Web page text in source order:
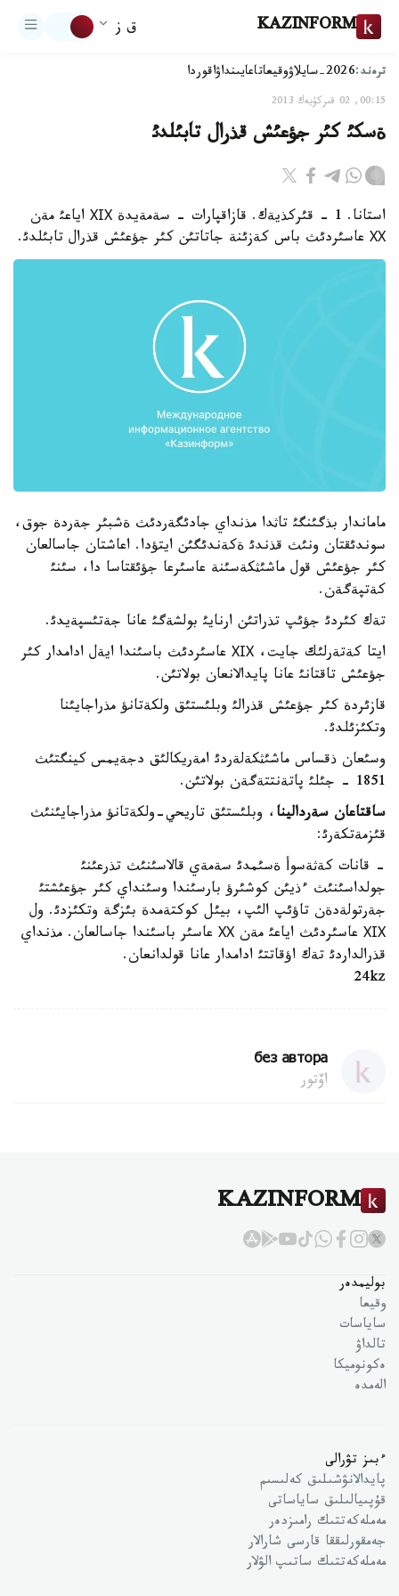
KAZINFORM ق ز
ترەند:2026-سايلاۋ وقيعاتاعايىنداۋاقوردا
00:15, 02 قىركۇيەك 2013
ةسكئ كئر جؤعئش قذرال تابئلدئ
استانا. 1 - قئركذيةك. قازاقپارات - سةمةيدة ХІХ اياعئ مةن
ХХ عاسئردئث باس كةزئنة جاتاتئن كئر جؤعئش قذرال تابئلدئ.
ماماندار بذگئنگئ تاثدا مذنداي جادئگةردئث ةشبئر جةردة جوق،
سوندئقتان ونئث قذندئ ةكةندئگئن ايتؤدا. اعاشتان جاسالعان
كئر جؤعئش قول ماشئثكةسئنة عاسئرعا جؤئقتاسا دا، سئنئ
كةتپةگةن.
تةك كئردئ جؤئپ تذراتئن ارنايئ بولشةگئ عانا جةتئسپةيدئ.
ايتا كةتةرلئك جايت، ХІХ عاسئردئث باسئندا ايةل ادامدار كئر
جؤعئش تاقتانئ عانا پايدالانعان بولاتئن.
قازئردة كئر جؤعئش قذرالئ وبلئستئق ولكةتانؤ مذراجايئنا
وتكئزئلدئ.
وسئعان ذقساس ماشئثكةلةردئ امةريكالئق دجةيمس كينگتئث
1851 - جئلئ پاتةنتتةگةن بولاتئن.
ساقتاعان سةردالينا ، وبلئستئق تاريحي-ولكةتانؤ مذراجايئنئث
قئزمةتكةرئ:
- قانات كةثةسوأ ةسئمدئ سةمةي قالاسئنئث تذرعئنئ
جولداسئنئث ءذيئن كوشئرؤ بارسئندا وسئنداي كئر جؤعئشتئ
جةرتولةدةن تاؤئپ الئپ، بيئل كوكتةمدة بئزگة وتكئزدئ. ول
ХІХ عاسئردئث اياعئ مةن ХХ عاسئر باسئندا جاسالعان. مذنداي
قذرالداردئ تةك اؤقاتتئ ادامدار عانا قولدانعان.
24kz
без автора
اۆتور
KAZINFORM
بوليمدەر
وقيعا
ساياسات
تالداۋ
ەكونوميكا
الەمدە
ءبىز تۋرالى
پايدالانۋشىلىق كەلىسىم
قۇپىيالىلىق ساياساتى
مەملەكەتتىك رامىزدەر
جەمقورلىققا قارسى شارالار
مەملەكەتتىك ساتىپ الۋلار